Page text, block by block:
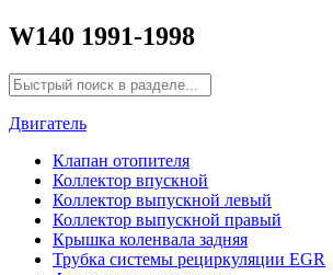
W140 1991-1998
Двигатель
Клапан отопителя
Коллектор впускной
Коллектор выпускной левый
Коллектор выпускной правый
Крышка коленвала задняя
Трубка системы рециркуляции EGR